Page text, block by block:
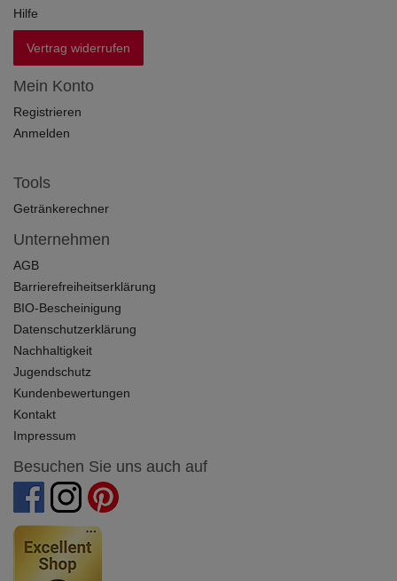
Hilfe
Vertrag widerrufen
Mein Konto
Registrieren
Anmelden
Tools
Getränkerechner
Unternehmen
AGB
Barrierefreiheitserklärung
BIO-Bescheinigung
Datenschutzerklärung
Nachhaltigkeit
Jugendschutz
Kundenbewertungen
Kontakt
Impressum
Besuchen Sie uns auch auf